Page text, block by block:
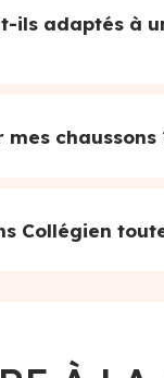
ils adaptés à
chaussons
Collégien